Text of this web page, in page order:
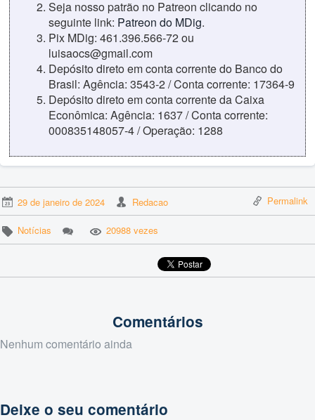
Seja nosso patrão no Patreon clicando no
seguinte link: Patreon do MDig.
Pix MDig: 461.396.566-72 ou
luisaocs@gmail.com
Depósito direto em conta corrente do Banco do
Brasil: Agência: 3543-2 / Conta corrente: 17364-9
Depósito direto em conta corrente da Caixa
Econômica: Agência: 1637 / Conta corrente:
000835148057-4 / Operação: 1288
29 de janeiro de 2024 Redacao Permalink
Notícias 20988 vezes
Comentários
Nenhum comentário ainda
Deixe o seu comentário